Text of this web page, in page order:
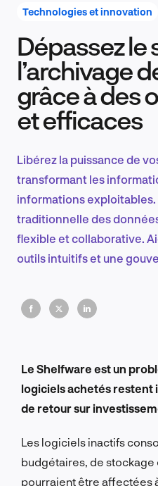
Recherche et
Tendances
Technologies et innovation
Dépassez le
l’archivage
grâce à des
et efficaces
Libérez la puissance de
transformant les
informations exploitables.
traditionnelle des
flexible et collaborative.
outils intuitifs et une
Le Shelfware est un
logiciels achetés restent
de retour sur
Les logiciels inactifs
budgétaires, de stockage
pourraient être affectées